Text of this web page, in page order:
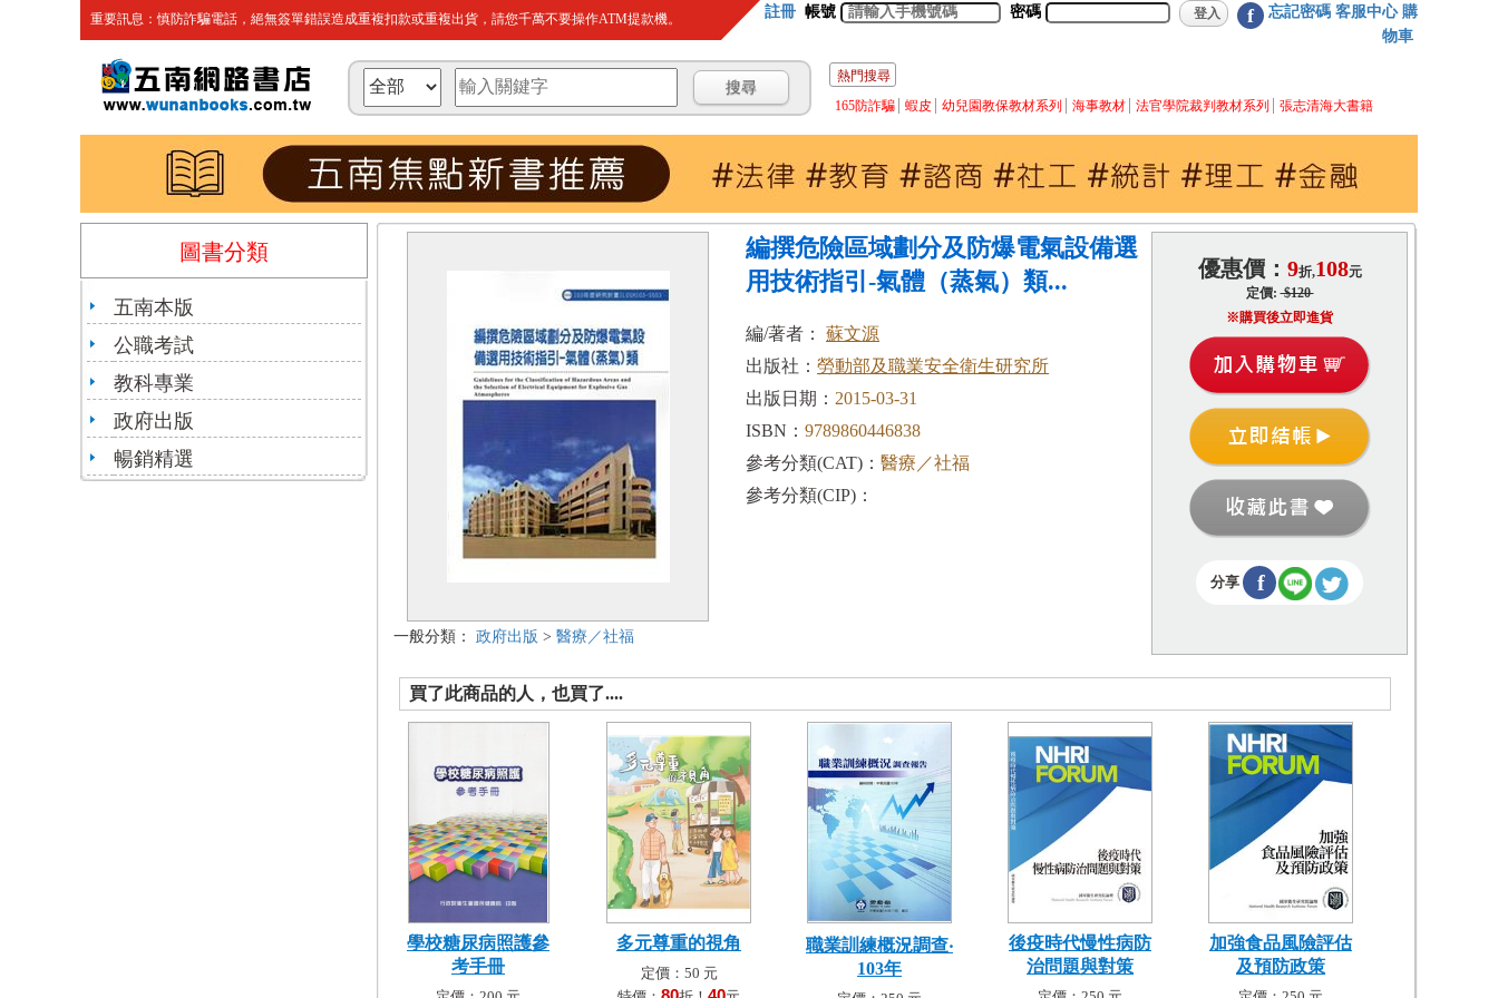
重要訊息：慎防詐騙電話，絕無簽單錯誤造成重複扣款或重複出貨，請您千萬不要操作ATM提款機。 註冊 帳號 密碼 f 忘記密碼 客服中心 購
物車
熱門搜尋
165防詐騙
蝦皮 幼兒園教保教材系列 海事教材 法官學院裁判教材系列 張志清海大書籍
圖書分類
五南本版
公職考試
教科專業
政府出版
暢銷精選
一般分類： 政府出版 > 醫療／社福
編撰危險區域劃分及防爆電氣設備選
用技術指引-氣體（蒸氣）類...
編/著者： 蘇文源
出版社： 勞動部及職業安全衛生研究所
出版日期： 2015-03-31
ISBN： 9789860446838
參考分類(CAT)： 醫療／社福
參考分類(CIP)：
優惠價： 9折,108元
定價:$120
※購買後立即進貨
分享 f
買了此商品的人，也買了....
學校糖尿病照護參
考手冊
多元尊重的視角
定價：50 元
職業訓練概況調查‧
103年
後疫時代慢性病防
治問題與對策
加強食品風險評估
及預防政策